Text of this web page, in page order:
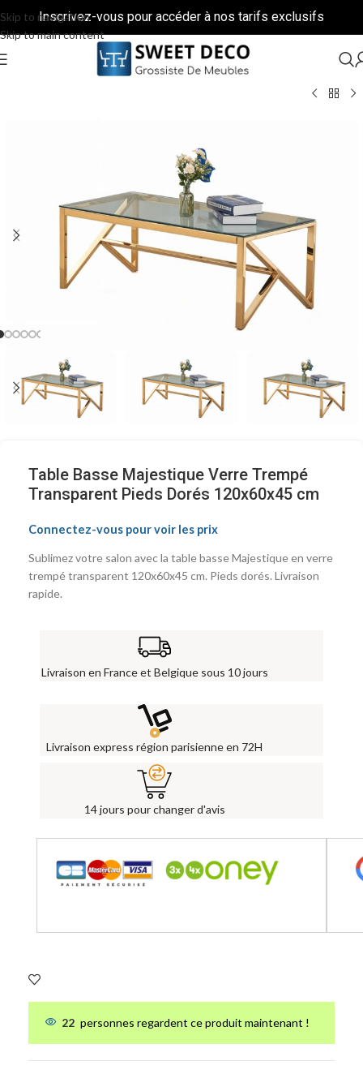
Skip to navigation
Skip to main content
Inscrivez-vous pour accéder à nos tarifs exclusifs
Table Basse Majestique Verre Trempé
Transparent Pieds Dorés 120x60x45 cm
Connectez-vous pour voir les prix
Sublimez votre salon avec la table basse Majestique en verre
trempé transparent 120x60x45 cm. Pieds dorés. Livraison
rapide.
Livraison en France et Belgique sous 10 jours
Livraison express région parisienne en 72H
14 jours pour changer d'avis
22 personnes regardent ce produit maintenant !